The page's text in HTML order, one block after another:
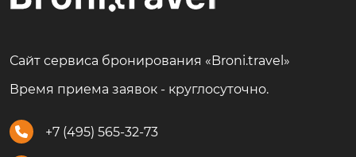
Сайт сервиса бронирования «Broni.travel»
Время приема заявок - круглосуточно.
+7 (495) 565-32-73